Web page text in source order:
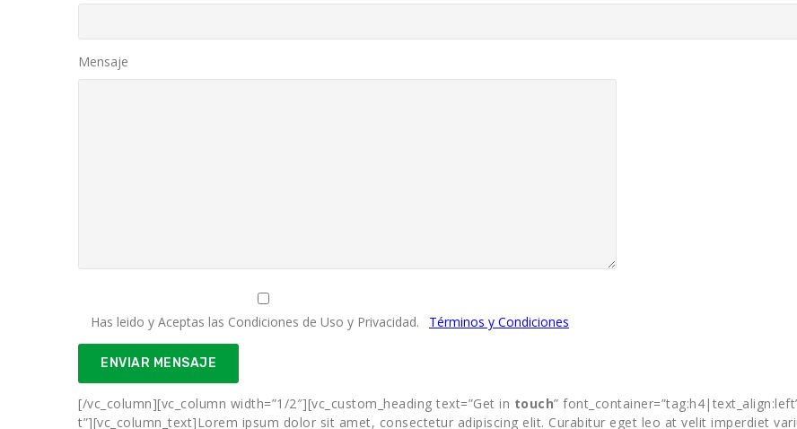
Mensaje
Has leido y Aceptas las Condiciones de Uso y Privacidad. Términos y Condiciones
[/vc_column][vc_column width=”1/2″][vc_custom_heading text=”Get in touch”
t”][vc_column_text]Lorem ipsum dolor sit amet, consectetur adipiscing elit. Curabitur eget leo at velit imperdiet